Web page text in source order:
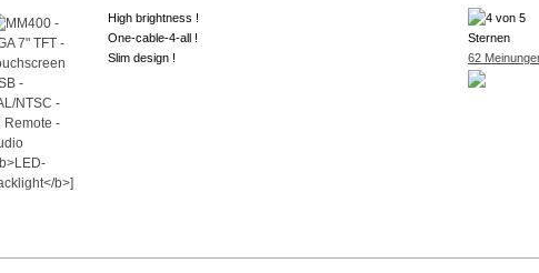
High brightness !
One-cable-4-all !
Slim design !
62